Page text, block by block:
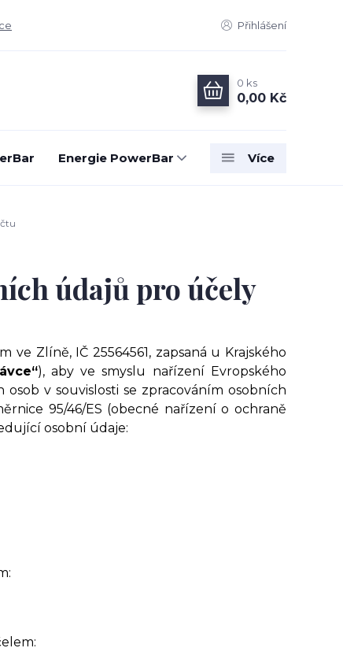
Přihlášení
0 ks
0,00 Kč
Energie PowerBar Více
údajů pro účely
ve Zlíně, IČ 25564561, zapsaná u Krajského
), aby ve smyslu nařízení Evropského
v souvislosti se zpracováním osobních
95/46/ES (obecné nařízení o ochraně
osobní údaje: